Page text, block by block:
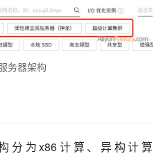
务器架构
分为x86计算、异构计算